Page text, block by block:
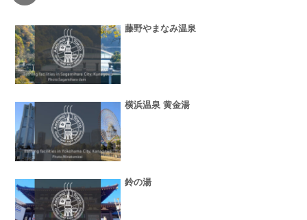
藤野やまなみ温泉
横浜温泉 黄金湯
鈴の湯